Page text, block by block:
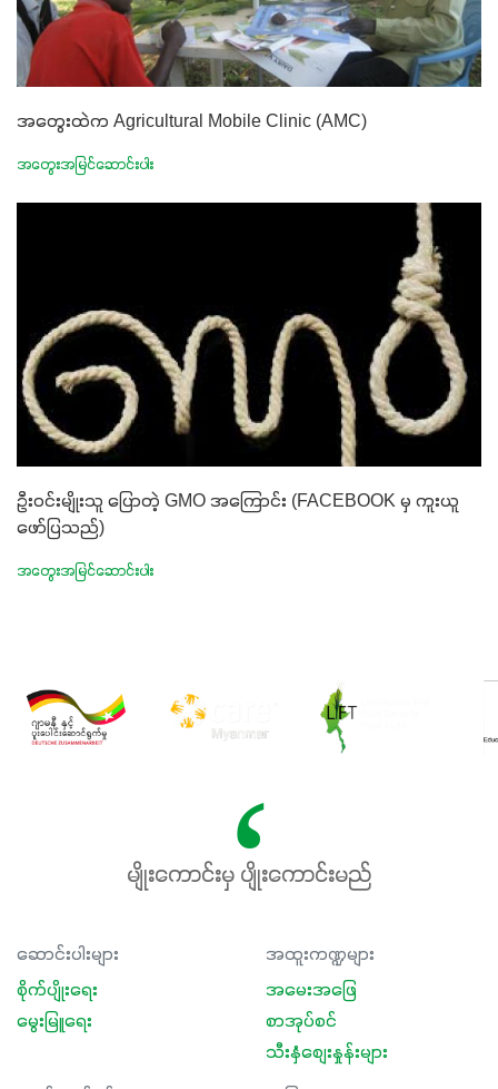
အတွေးထဲက Agricultural Mobile Clinic (AMC)
အတွေးအမြင်ဆောင်းပါး
ဦးဝင်းမျိုးသူ ပြောတဲ့ GMO အကြောင်း (FACEBOOK မှ ကူးယူ
ဖော်ပြသည်)
အတွေးအမြင်ဆောင်းပါး
မျိုးကောင်းမှ ပျိုးကောင်းမည်
ဆောင်းပါးများ
စိုက်ပျိုးရေး
မွေးမြူရေး
အထူးကဏ္ဍများ
အမေးအဖြေ
စာအုပ်စင်
သီးနှံစျေးနှုန်းများ